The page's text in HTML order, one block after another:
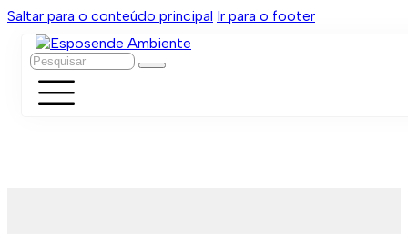
Saltar para o conteúdo principal Ir para o footer
Pesquisar